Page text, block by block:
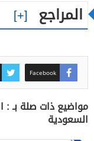
المراجع
Facebook
السعودية